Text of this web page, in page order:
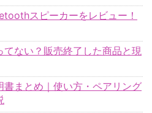
スピーカーをレビュー！
てない？販売終了した商品と現
書まとめ｜使い方・ペアリング